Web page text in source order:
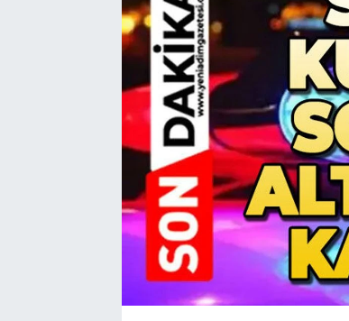
RESMİ İLAN